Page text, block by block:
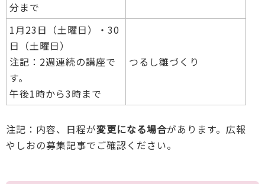
分まで
1月23日（土曜日）・30
日（土曜日）
注記：2週連続の講座で
す。
午後1時から3時まで
つるし雛づくり
注記：内容、日程が変更になる場合があります。広報
やしおの募集記事でご確認ください。